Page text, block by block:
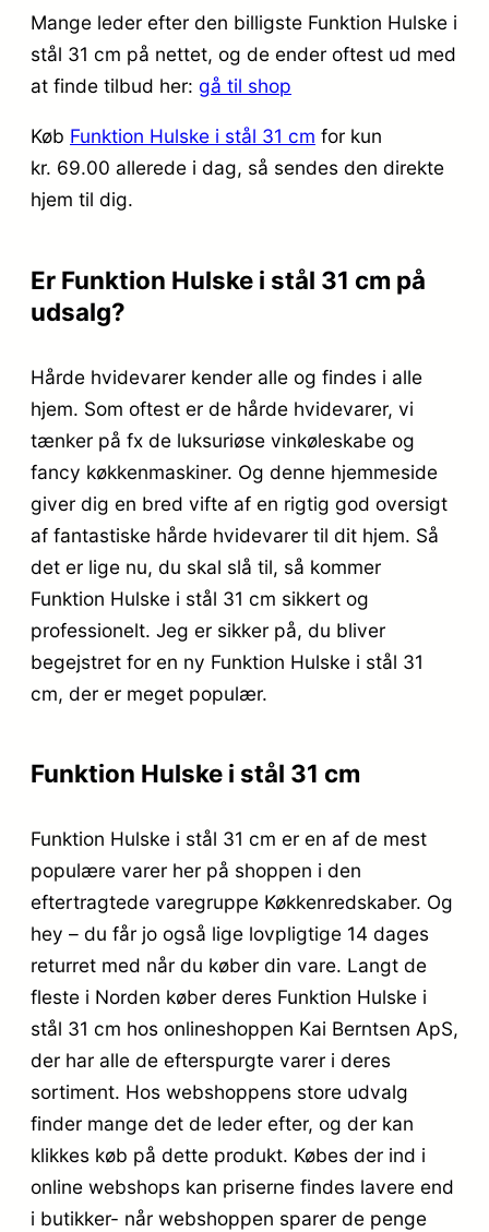
Mange leder efter den billigste Funktion Hulske i
stål 31 cm på nettet, og de ender oftest ud med
at finde tilbud her: gå til shop
Køb Funktion Hulske i stål 31 cm for kun
kr. 69.00 allerede i dag, så sendes den direkte
hjem til dig.
Er Funktion Hulske i stål 31 cm på
udsalg?
Hårde hvidevarer kender alle og findes i alle
hjem. Som oftest er de hårde hvidevarer, vi
tænker på fx de luksuriøse vinkøleskabe og
fancy køkkenmaskiner. Og denne hjemmeside
giver dig en bred vifte af en rigtig god oversigt
af fantastiske hårde hvidevarer til dit hjem. Så
det er lige nu, du skal slå til, så kommer
Funktion Hulske i stål 31 cm sikkert og
professionelt. Jeg er sikker på, du bliver
begejstret for en ny Funktion Hulske i stål 31
cm, der er meget populær.
Funktion Hulske i stål 31 cm
Funktion Hulske i stål 31 cm er en af de mest
populære varer her på shoppen i den
eftertragtede varegruppe Køkkenredskaber. Og
hey – du får jo også lige lovpligtige 14 dages
returret med når du køber din vare. Langt de
fleste i Norden køber deres Funktion Hulske i
stål 31 cm hos onlineshoppen Kai Berntsen ApS,
der har alle de efterspurgte varer i deres
sortiment. Hos webshoppens store udvalg
finder mange det de leder efter, og der kan
klikkes køb på dette produkt. Købes der ind i
online webshops kan priserne findes lavere end
i butikker- når webshoppen sparer de penge